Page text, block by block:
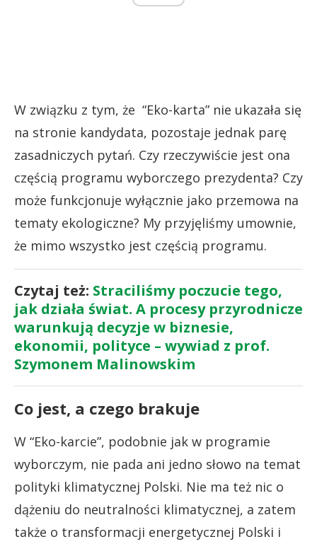
W związku z tym, że “Eko-karta” nie ukazała się
na stronie kandydata, pozostaje jednak parę
zasadniczych pytań. Czy rzeczywiście jest ona
częścią programu wyborczego prezydenta? Czy
może funkcjonuje wyłącznie jako przemowa na
tematy ekologiczne? My przyjęliśmy umownie,
że mimo wszystko jest częścią programu.
Czytaj też: Straciliśmy poczucie tego,
jak działa świat. A procesy przyrodnicze
warunkują decyzje w biznesie,
ekonomii, polityce – wywiad z prof.
Szymonem Malinowskim
Co jest, a czego brakuje
W “Eko-karcie”, podobnie jak w programie
wyborczym, nie pada ani jedno słowo na temat
polityki klimatycznej Polski. Nie ma też nic o
dążeniu do neutralności klimatycznej, a zatem
także o transformacji energetycznej Polski i